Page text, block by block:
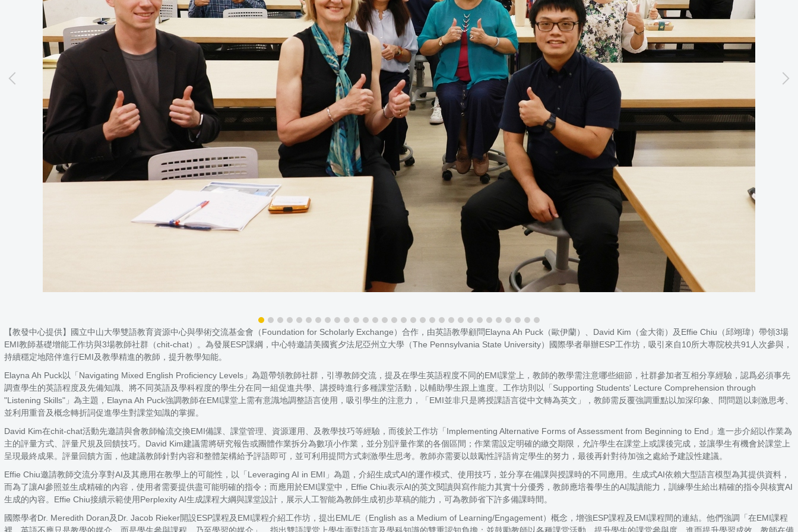
【教發中心提供】國立中山大學雙語教育資源中心與學術交流基金會（Foundation for Scholarly Exchange）合作，由英語教學顧問Elayna Ah Puck（歐伊蘭）、David Kim（金大衛）及Effie Chiu（邱翊瑋）帶領3場
EMI教師基礎增能工作坊與3場教師社群（chit-chat）。為發展ESP課綱，中心特邀請美國賓夕法尼亞州立大學（The Pennsylvania State University）國際學者舉辦ESP工作坊，吸引來自10所大專院校共91人次參與，
持續穩定地陪伴進行EMI及教學精進的教師，提升教學知能。
Elayna Ah Puck以「Navigating Mixed English Proficiency Levels」為題帶領教師社群，引導教師交流，提及在學生英語程度不同的EMI課堂上，教師的教學需注意哪些細節，社群參加者互相分享經驗，認爲必須事先
調查學生的英語程度及先備知識、將不同英語及學科程度的學生分在同一組促進共學、講授時進行多種課堂活動，以輔助學生跟上進度。工作坊則以「Supporting Students' Lecture Comprehension through
"Listening Skills"」為主題，Elayna Ah Puck強調教師在EMI課堂上需有意識地調整語言使用，吸引學生的注意力，「EMI並非只是將授課語言從中文轉為英文」，教師需反覆強調重點以加深印象、問問題以刺激思考、
並利用重音及概念轉折詞促進學生對課堂知識的掌握。
David Kim在chit-chat活動先邀請與會教師輪流交換EMI備課、課堂管理、資源運用、及教學技巧等經驗，而後於工作坊「Implementing Alternative Forms of Assessment from Beginning to End」進一步介紹以作業為
主的評量方式、評量尺規及回饋技巧。David Kim建議需將研究報告或團體作業拆分為數項小作業，並分別評量作業的各個區間；作業需設定明確的繳交期限，允許學生在課堂上或課後完成，並讓學生有機會於課堂上
呈現最終成果。評量回饋方面，他建議教師針對內容和整體架構給予評語即可，並可利用提問方式刺激學生思考。教師亦需要以鼓勵性評語肯定學生的努力，最後再針對待加強之處給予建設性建議。
Effie Chiu邀請教師交流分享對AI及其應用在教學上的可能性，以「Leveraging AI in EMI」為題，介紹生成式AI的運作模式、使用技巧，並分享在備課與授課時的不同應用。生成式AI依賴大型語言模型為其提供資料，
而為了讓AI參照並生成精確的內容，使用者需要提供盡可能明確的指令；而應用於EMI課堂中，Effie Chiu表示AI的英文閱讀與寫作能力其實十分優秀，教師應培養學生的AI識讀能力，訓練學生給出精確的指令與核實AI
生成的內容。Effie Chiu接續示範使用Perplexity AI生成課程大綱與課堂設計，展示人工智能為教師生成初步草稿的能力，可為教師省下許多備課時間。
國際學者Dr. Meredith Doran及Dr. Jacob Rieker開設ESP課程及EMI課程介紹工作坊，提出EML/E（English as a Medium of Learning/Engagement）概念，增強ESP課程及EMI課程間的連結。他們強調「在EMI課程